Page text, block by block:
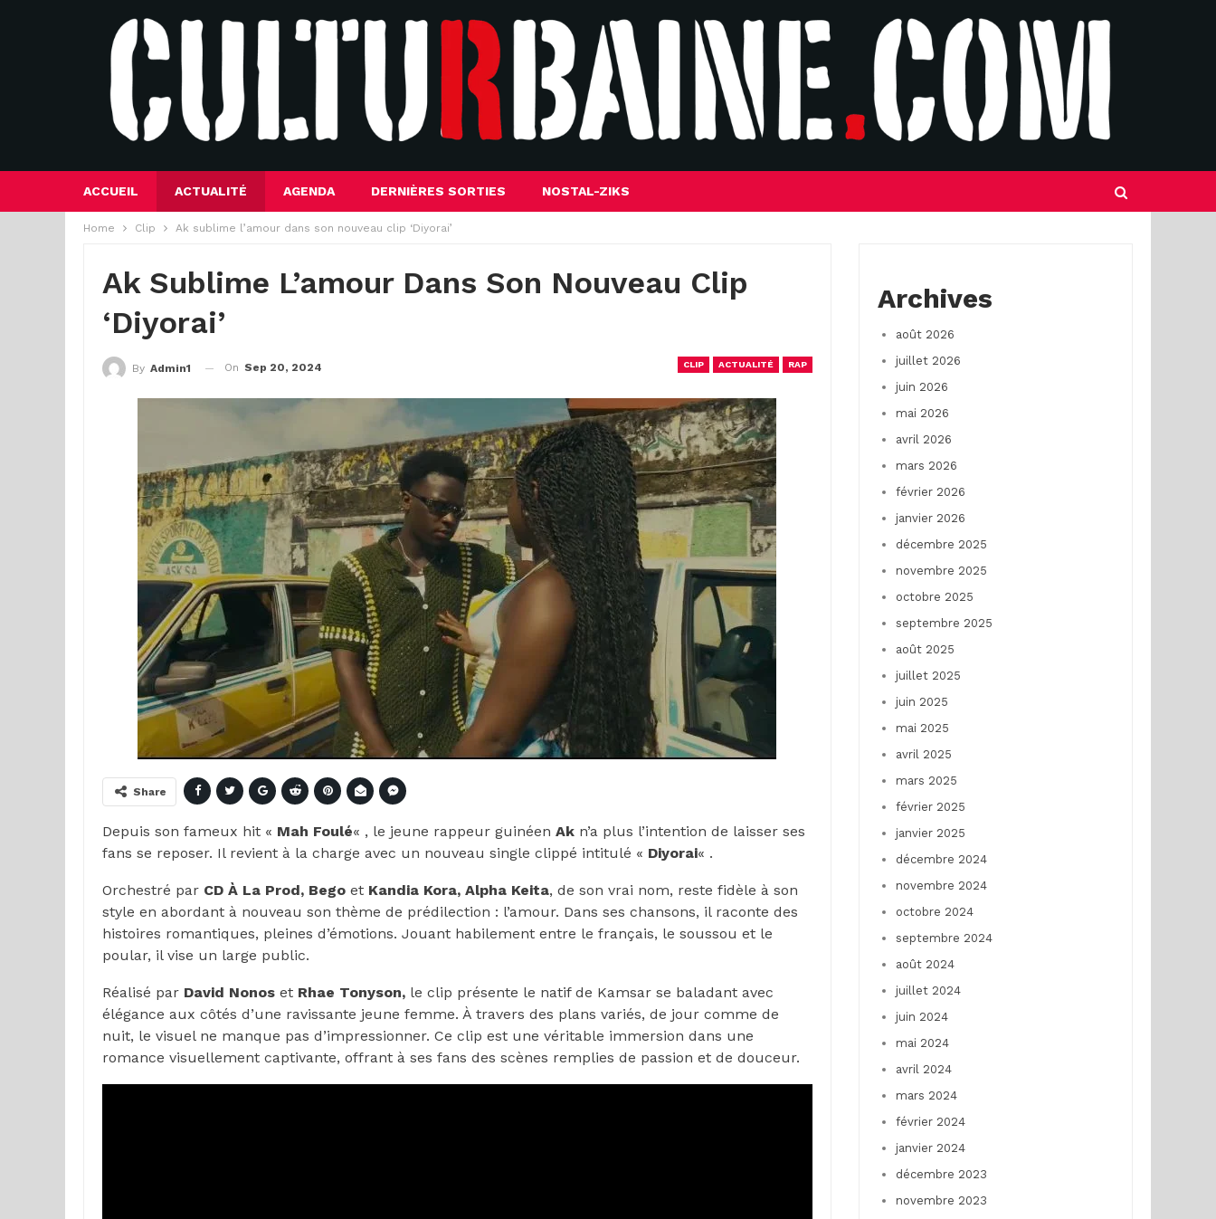
ACCUEIL ACTUALITÉ AGENDA DERNIÈRES SORTIES NOSTAL-ZIKS
Home Clip Ak sublime l’amour dans son nouveau clip ‘Diyorai’
Ak Sublime L’amour Dans Son Nouveau Clip
‘Diyorai’
CLIP ACTUALITÉ RAP
By Admin1 On Sep 20, 2024
Share
Depuis son fameux hit « Mah Foulé« , le jeune rappeur guinéen Ak n’a plus l’intention de laisser ses
fans se reposer. Il revient à la charge avec un nouveau single clippé intitulé « Diyorai« .
Orchestré par CD À La Prod, Bego et Kandia Kora, Alpha Keita, de son vrai nom, reste fidèle à son
style en abordant à nouveau son thème de prédilection : l’amour. Dans ses chansons, il raconte des
histoires romantiques, pleines d’émotions. Jouant habilement entre le français, le soussou et le
poular, il vise un large public.
Réalisé par David Nonos et Rhae Tonyson, le clip présente le natif de Kamsar se baladant avec
élégance aux côtés d’une ravissante jeune femme. À travers des plans variés, de jour comme de
nuit, le visuel ne manque pas d’impressionner. Ce clip est une véritable immersion dans une
romance visuellement captivante, offrant à ses fans des scènes remplies de passion et de douceur.
Archives
août 2026
juillet 2026
juin 2026
mai 2026
avril 2026
mars 2026
février 2026
janvier 2026
décembre 2025
novembre 2025
octobre 2025
septembre 2025
août 2025
juillet 2025
juin 2025
mai 2025
avril 2025
mars 2025
février 2025
janvier 2025
décembre 2024
novembre 2024
octobre 2024
septembre 2024
août 2024
juillet 2024
juin 2024
mai 2024
avril 2024
mars 2024
février 2024
janvier 2024
décembre 2023
novembre 2023